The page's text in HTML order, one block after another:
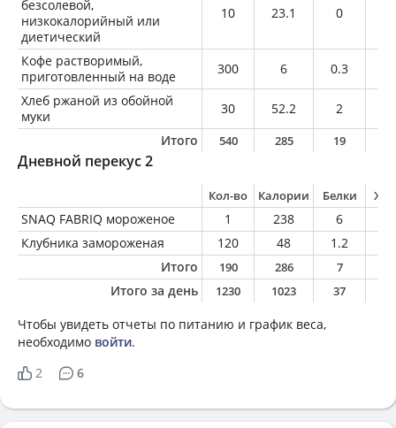
безсолевой,
низкокалорийный или
диетический
10 23.1 0
Кофе растворимый,
приготовленный на воде
300 6 0.3
Хлеб ржаной из обойной
муки
30 52.2 2
Итого
540 285 19
Дневной перекус 2
Кол-во Калории Белки
SNAQ FABRIQ мороженое 1 238 6
Клубника замороженая
120 48 1.2
Итого
190 286 7
Итого за день 1230 1023 37
Чтобы увидеть отчеты по питанию и график веса,
необходимо войти.
2
6